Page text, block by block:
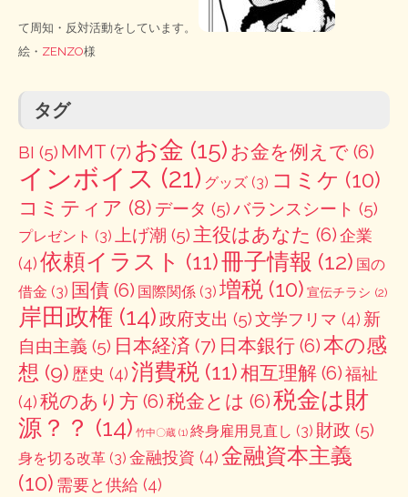
て周知・反対活動をしています。
絵・ ZENZO様
タグ
BI (5) MMT (7) お金 (15) お金を例えで (6)
インボイス (21) グッズ (3) コミケ (10)
コミティア (8) データ (5)バランスシート (5)
プレゼント (3) 上げ潮 (5) 主役はあなた (6)企業
(4)依頼イラスト (11)冊子情報 (12) 国の
借金 (3) 国債 (6) 国際関係 (3) 増税 (10) 宣伝チラシ (2)
岸田政権 (14)政府支出 (5)文学フリマ (4) 新
自由主義 (5) 日本経済 (7) 日本銀行 (6)本の感
想 (9) 歴史 (4)消費税 (11)相互理解 (6)福祉
(4)税のあり方 (6)税金とは (6)税金は財
源？？ (14) 竹中〇蔵 (1) 終身雇用見直し (3) 財政 (5)
身を切る改革 (3) 金融投資 (4)金融資本主義
(10) 需要と供給 (4)